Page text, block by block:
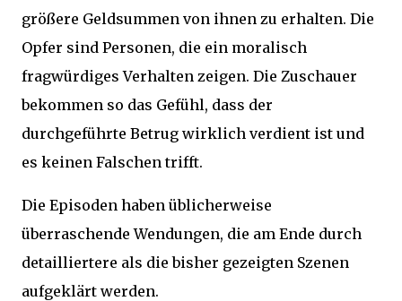
größere Geldsummen von ihnen zu erhalten. Die
Opfer sind Personen, die ein moralisch
fragwürdiges Verhalten zeigen. Die Zuschauer
bekommen so das Gefühl, dass der
durchgeführte Betrug wirklich verdient ist und
es keinen Falschen trifft.
Die Episoden haben üblicherweise
überraschende Wendungen, die am Ende durch
detailliertere als die bisher gezeigten Szenen
aufgeklärt werden.